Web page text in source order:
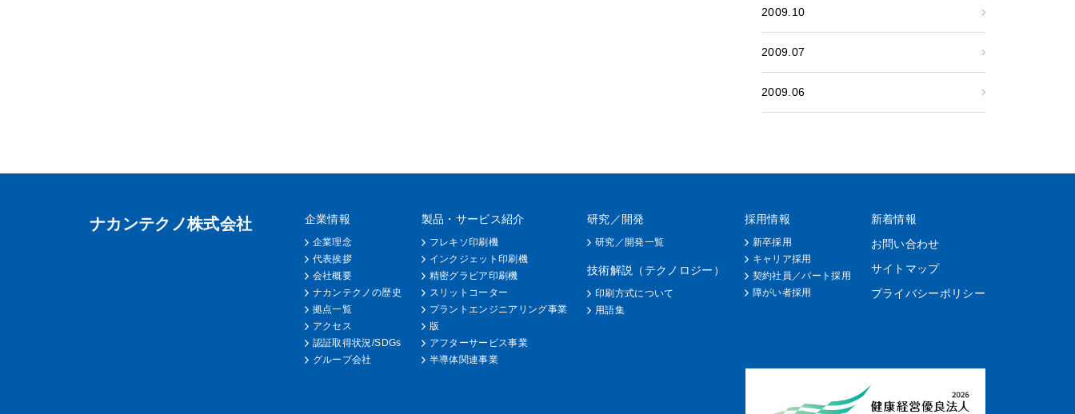
2009.10
2009.07
2009.06
ナカンテクノ株式会社 企業情報
企業理念
代表挨拶
会社概要
ナカンテクノの歴史
拠点一覧
アクセス
認証取得状況/SDGs
グループ会社
製品・サービス紹介
フレキソ印刷機
インクジェット印刷機
精密グラビア印刷機
スリットコーター
プラントエンジニアリング事業
版
アフターサービス事業
半導体関連事業
研究／開発
研究／開発一覧
技術解説（テクノロジー）
印刷方式について
用語集
採用情報
新卒採用
キャリア採用
契約社員／パート採用
障がい者採用
新着情報
お問い合わせ
サイトマップ
プライバシーポリシー